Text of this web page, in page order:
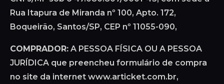
Rua Itapura de Miranda nº 100, Apto. 172,
Boqueirão, Santos/SP, CEP nº 11055-090,
COMPRADOR: A PESSOA FÍSICA OU A PESSOA
JURÍDICA que preencheu formulário de compra
no site da internet www.articket.com.br,